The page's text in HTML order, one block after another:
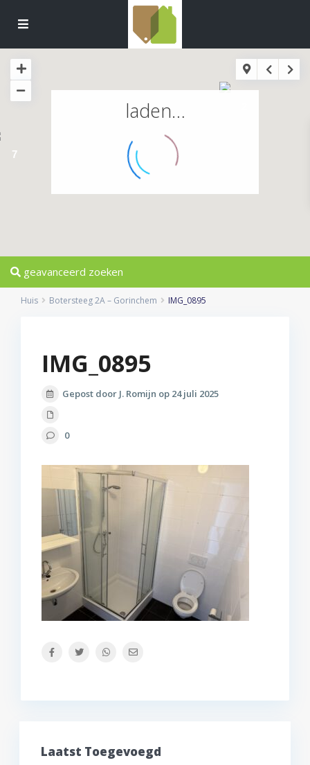
7
laden…
geavanceerd zoeken
Huis Botersteeg 2A – Gorinchem IMG_0895
IMG_0895
Gepost door J. Romijn op 24 juli 2025
0
Laatst Toegevoegd